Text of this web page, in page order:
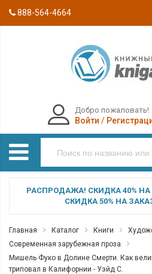
888-564-4664
Добро пожаловать!
Войти /
РАСПРОДАЖА! СКИДКА 40% НА
СКИДКА 50% НА
Главная Каталог Книги
Современная зарубежная проза
Мишель Фуко в Долине Смерти. Как
триповал в Калифорнии - Уэйд С.